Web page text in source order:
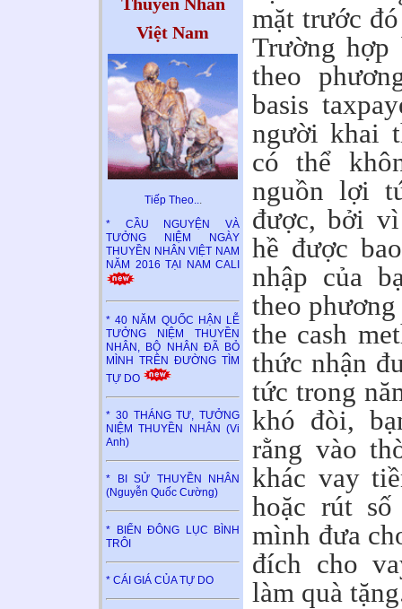
Việt Nam
Tiếp Theo...
* CẦU NGUYỆN VÀ
TƯỞNG NIỆM NGÀY
THUYỀN NHÂN VIỆT NAM
NĂM 2016 TẠI NAM CALI
* 40 NĂM QUỐC HẬN LỄ
TƯỞNG NIỆM THUYỀN
NHÂN, BỘ NHÂN ĐÃ BỎ
MÌNH TRÊN ĐƯỜNG TÌM
TỰ DO
* 30 THÁNG TƯ, TƯỞNG
NIỆM THUYỀN NHÂN (Vi
Anh)
* BI SỬ THUYỀN NHÂN
(Nguyễn Quốc Cường)
* BIỂN ĐÔNG LỤC BÌNH
TRÔI
* CÁI GIÁ CỦA TỰ DO
mặt trước
Trường
theo
basis
người khai
có thể
nguồn lợi
được, bởi
hề được
nhập của
theo
the cash
thức nhận
tức trong
khó đòi,
rằng vào
khác vay
hoặc rút
mình đưa
đích cho
làm quà